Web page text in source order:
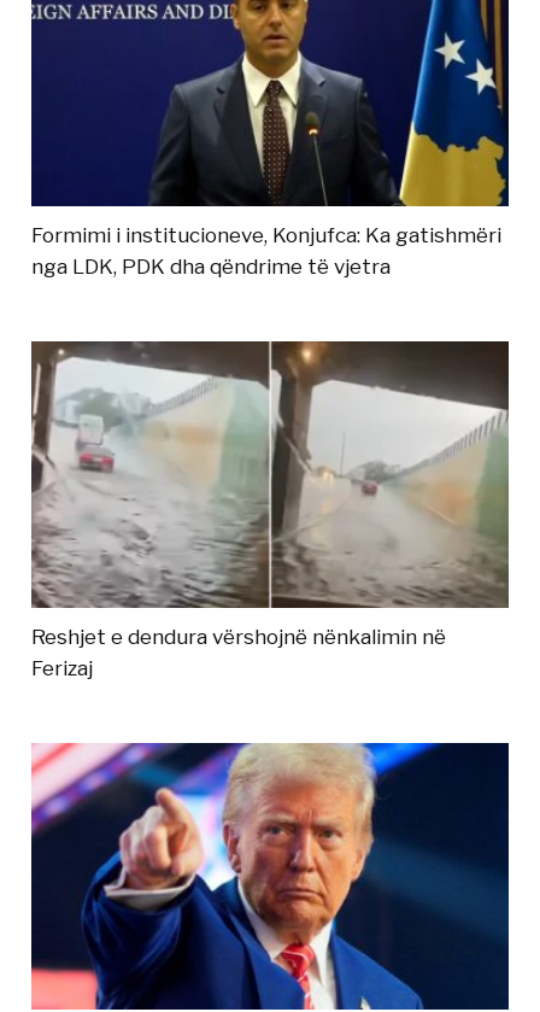
Formimi i institucioneve, Konjufca: Ka gatishmëri
nga LDK, PDK dha qëndrime të vjetra
Reshjet e dendura vërshojnë nënkalimin në
Ferizaj